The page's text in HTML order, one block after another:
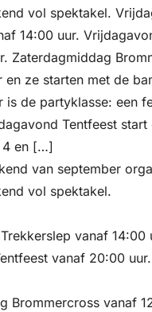
vol spektakel.
14:00 uur.
Zaterdagmiddag
ze starten met de
is de partyklasse: een
Tentfeest
4 en […]
van september
vol spektakel.
vanaf 14:00
vanaf 20:00 uur.
Brommercross vanaf